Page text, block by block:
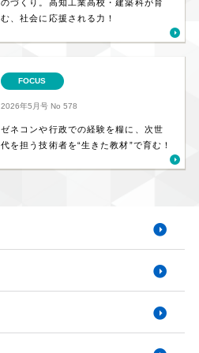
のづくり。高知工業高校・建築科が育
む、社会に応援される力！
FOCUS
2026年5月号No 578
ゼネコンや行政での経験を糧に、次世
代を担う技術者を“生きた教材”で育む！